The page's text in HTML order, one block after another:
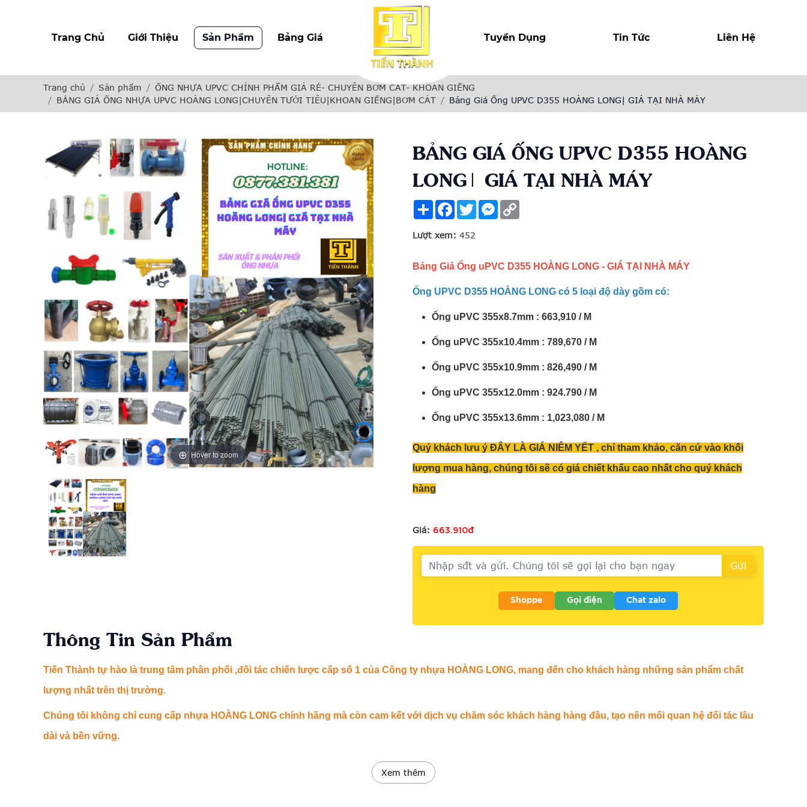
Trang Chủ Giới Thiệu Sản Phẩm Bảng Giá Tuyển Dụng Tin Tức Liên Hệ
Trang chủ Sản phẩm
ỐNG NHỰA UPVC CHÍNH PHẨM GIÁ RẺ- CHUYÊN BƠM CÁT- KHOAN GIẾNG
BẢNG GIÁ ỐNG NHỰA UPVC HOÀNG LONG|CHUYÊN TƯỚI TIÊU|KHOAN GIẾNG|BƠM CÁT
Bảng Giá Ống UPVC D355 HOÀNG LONG| GIÁ TẠI NHÀ MÁY
Hover to zoom
BẢNG GIÁ ỐNG UPVC D355 HOÀNG
LONG| GIÁ TẠI NHÀ MÁY
ShareFacebook
TwitterMessenger
Lượt xem: 452
Bảng Giá Ống uPVC D355 HOÀNG LONG - GIÁ TẠI NHÀ MÁY
Ống UPVC D355 HOÀNG LONG có 5 loại độ dày gồm có:
Ống uPVC 355x8.7mm : 663,910 / M
Ống uPVC 355x10.4mm : 789,670 / M
Ống uPVC 355x10.9mm : 826,490 / M
Ống uPVC 355x12.0mm : 924.790 / M
Ống uPVC 355x13.6mm : 1,023,080 / M
Quý khách lưu ý ĐÂY LÀ GIÁ NIÊM YẾT , chỉ tham khảo, căn cứ vào khối
lượng mua hàng, chúng tôi sẽ có giá chiết khấu cao nhất cho quý khách
hàng
Giá: 663.910đ
Shoppe Gọi điện Chat zalo
Thông Tin Sản Phẩm
Tiến Thành tự hào là trung tâm phân phối ,đối tác chiến lược cấp số 1 của Công ty nhựa HOÀNG LONG, mang đến cho khách hàng những sản phẩm chất
lượng nhất trên thị trường.
Chúng tôi không chỉ cung cấp nhựa HOÀNG LONG chính hãng mà còn cam kết với dịch vụ chăm sóc khách hàng hàng đầu, tạo nên mối quan hệ đối tác lâu
dài và bền vững.
Ống Nhựa Bơm Cát Hoàng Long: Giải Pháp Hoàn Hảo Cho Ngành Xây Dựng
Xem thêm